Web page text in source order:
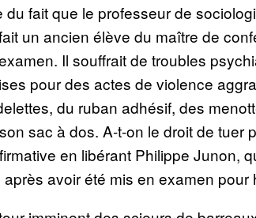
fait que le professeur de
un ancien élève du maître de
Il souffrait de troubles
pour des actes de violence
du ruban adhésif, des
sac à dos. A-t-on le droit de tuer
en libérant Philippe Junon,
avoir été mis en examen pour